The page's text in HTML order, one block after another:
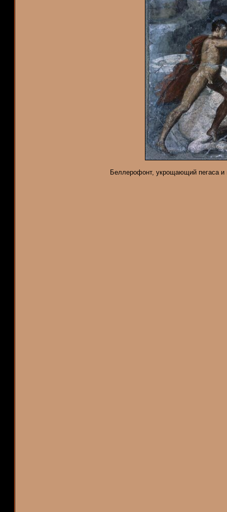
Беллерофонт, укрощающий пегаса